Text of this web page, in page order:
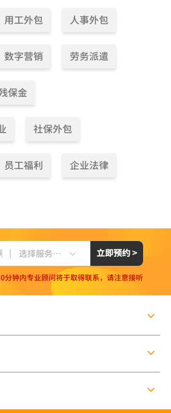
用工外包 人事外包
数字营销 劳务派遣
保金
社保外包
员工福利 企业法律
选择服务项目 立即预约 >
分钟内专业顾问将于取得联系，请注意接听